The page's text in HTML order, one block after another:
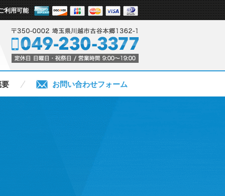
利用可能
お問い合わせフォーム